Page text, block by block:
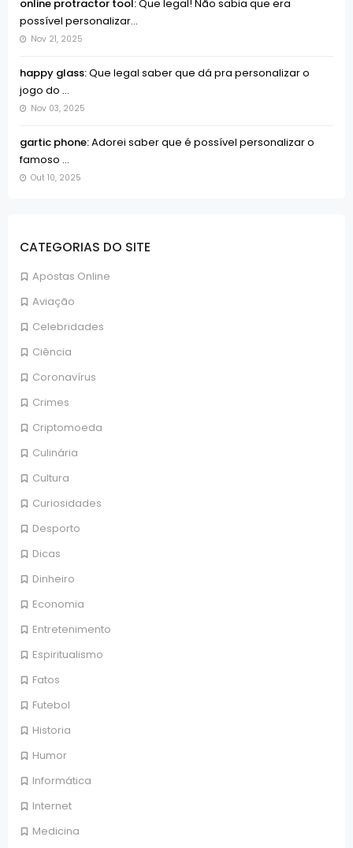
online protractor tool:Que legal! Não sabia que era
possível personalizar...
Nov 21, 2025
happy glass:Que legal saber que dá pra personalizar o
jogo do ...
Nov 03, 2025
gartic phone:Adorei saber que é possível personalizar o
famoso ...
Out 10, 2025
CATEGORIAS DO SITE
Apostas Online
Aviação
Celebridades
Ciência
Coronavírus
Crimes
Criptomoeda
Culinária
Cultura
Curiosidades
Desporto
Dicas
Dinheiro
Economia
Entretenimento
Espiritualismo
Fatos
Futebol
Historia
Humor
Informática
Internet
Medicina